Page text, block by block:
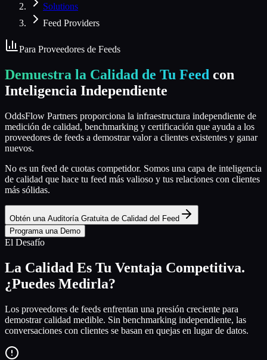
Solutions
Feed Providers
Para Proveedores de Feeds
Demuestra la Calidad de Tu Feed con
Inteligencia Independiente
OddsFlow Partners proporciona la infraestructura independiente de
medición de calidad, benchmarking y certificación que ayuda a los
proveedores de feeds a demostrar valor a clientes existentes y ganar
nuevos.
No es un feed de cuotas competidor. Somos una capa de inteligencia
de calidad que hace tu feed más valioso y tus relaciones con clientes
más sólidas.
Obtén una Auditoría Gratuita de Calidad del Feed
Programa una Demo
El Desafío
La Calidad Es Tu Ventaja Competitiva.
¿Puedes Medirla?
Los proveedores de feeds enfrentan una presión creciente para
demostrar calidad medible. Sin benchmarking independiente, las
conversaciones con clientes se basan en quejas en lugar de datos.